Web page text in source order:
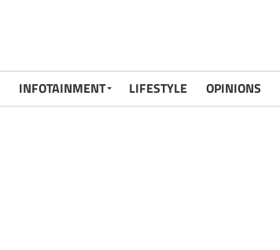
INFOTAINMENT LIFESTYLE OPINIONS